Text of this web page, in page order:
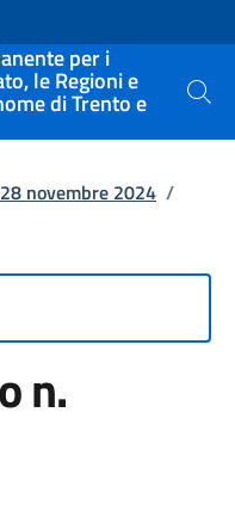
per i
le Regioni e
di Trento e Cerca
novembre 2024 /
n.